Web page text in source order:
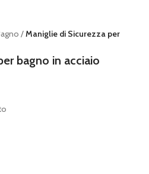
Maniglie di Sicurezza per
bagno in acciaio